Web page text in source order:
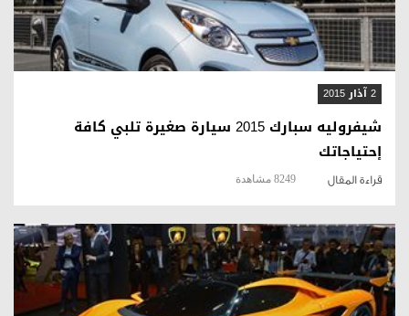
2 آذار 2015
شيفروليه سبارك 2015 سيارة صغيرة تلبي كافة
إحتياجاتك
قراءة المقال 8249 مشاهدة
قراءة المقال